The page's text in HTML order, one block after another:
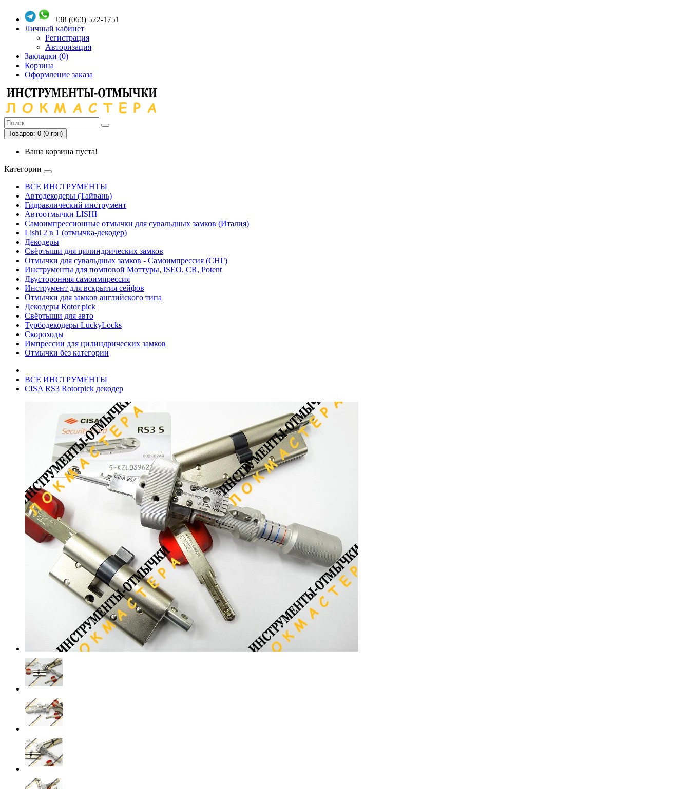
+38 (063) 522-1751
Личный кабинет
Регистрация
Авторизация
Закладки (0)
Корзина
Оформление заказа
Товаров: 0 (0 грн)
Ваша корзина пуста!
Категории
ВСЕ ИНСТРУМЕНТЫ
Автодекодеры (Тайвань)
Гидравлический инструмент
Автоотмычки LISHI
Самоимпрессионные отмычки для сувальдных замков (Италия)
Lishi 2 в 1 (отмычка-декодер)
Декодеры
Свёртыши для цилиндрических замков
Отмычки для сувальдных замков - Самоимпрессия (СНГ)
Инструменты для помповой Моттуры, ISEO, CR, Potent
Двусторонняя самоимпрессия
Инструмент для вскрытия сейфов
Отмычки для замков английского типа
Декодеры Rotor pick
Свёртыши для авто
Турбодекодеры LuckyLocks
Скороходы
Импрессии для цилиндрических замков
Отмычки без категории
ВСЕ ИНСТРУМЕНТЫ
CISA RS3 Rotorpick декодер